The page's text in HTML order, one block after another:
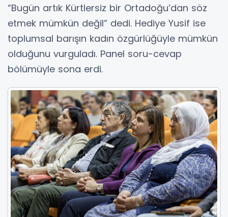
“Bugün artık Kürtlersiz bir Ortadoğu’dan söz
etmek mümkün değil” dedi. Hediye Yusif ise
toplumsal barışın kadın özgürlüğüyle mümkün
olduğunu vurguladı. Panel soru-cevap
bölümüyle sona erdi.